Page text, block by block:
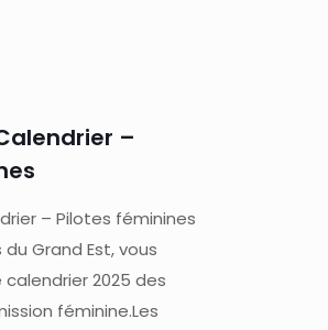
–
– Pilotes féminines
Grand Est, vous
2025 des
féminine.Les